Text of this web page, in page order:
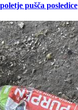
pušča posledice